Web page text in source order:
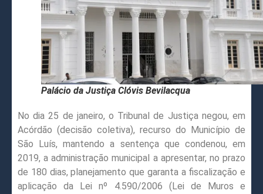
Palácio da Justiça Clóvis Bevilacqua
No dia 25 de janeiro, o Tribunal de Justiça negou, em
Acórdão (decisão coletiva), recurso do Município de
São Luís, mantendo a sentença que condenou, em
2019, a administração municipal a apresentar, no prazo
de 180 dias, planejamento que garanta a fiscalização e
aplicação da Lei nº 4.590/2006 (Lei de Muros e